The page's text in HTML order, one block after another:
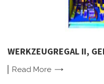
WERKZEUGREGAL II,
Read More